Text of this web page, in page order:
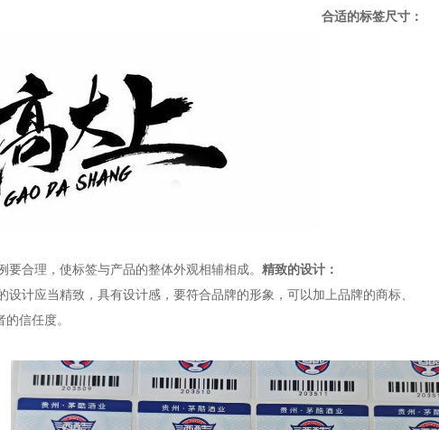
合适的标签尺寸：
要合理，使标签与产品的整体外观相辅相成。 精致的设计：
设计应当精致，具有设计感，要符合品牌的形象，可以加上品牌的商标、
信任度。